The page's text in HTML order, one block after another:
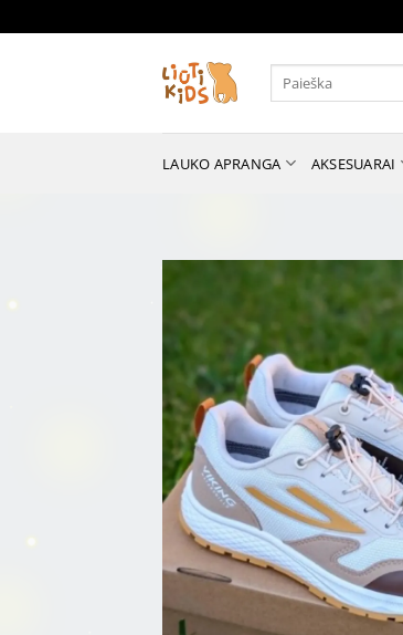
to
Ieškoti:
LAUKO APRANGA AKSESUARAI